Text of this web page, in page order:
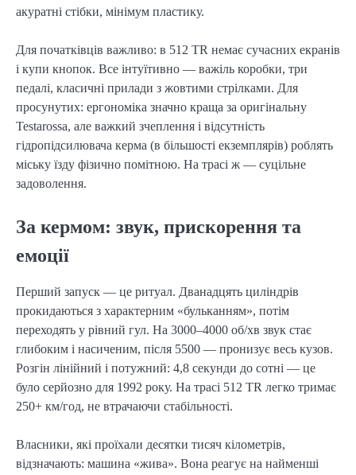
акуратні стібки, мінімум пластику.
Для початківців важливо: в 512 TR немає сучасних екранів
і купи кнопок. Все інтуїтивно — важіль коробки, три
педалі, класичні прилади з жовтими стрілками. Для
просунутих: ергономіка значно краща за оригінальну
Testarossa, але важкий зчеплення і відсутність
гідропідсилювача керма (в більшості екземплярів) роблять
міську їзду фізично помітною. На трасі ж — суцільне
задоволення.
За кермом: звук, прискорення та
емоції
Перший запуск — це ритуал. Дванадцять циліндрів
прокидаються з характерним «бульканням», потім
переходять у рівний гул. На 3000–4000 об/хв звук стає
глибоким і насиченим, після 5500 — пронизує весь кузов.
Розгін лінійний і потужний: 4,8 секунди до сотні — це
було серйозно для 1992 року. На трасі 512 TR легко тримає
250+ км/год, не втрачаючи стабільності.
Власники, які проїхали десятки тисяч кілометрів,
відзначають: машина «жива». Вона реагує на найменші